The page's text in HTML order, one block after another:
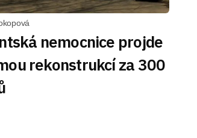
nemocnice projde
rekonstrukcí za 300